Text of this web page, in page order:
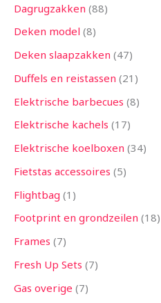
Dagrugzakken 88
Deken model 8
Deken slaapzakken 47
Duffels en reistassen 21
Elektrische barbecues 8
Elektrische kachels 17
Elektrische koelboxen 34
Fietstas accessoires 5
Flightbag 1
Footprint en grondzeilen 18
Frames 7
Fresh Up Sets 7
Gas overige 7